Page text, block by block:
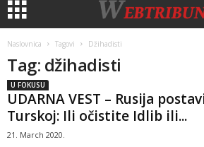
Naslovnica Tagovi Džihadisti
Tag: džihadisti
U FOKUSU
UDARNA VEST – Rusija
Turskoj: Ili očistite Idlib ili...
21. March 2020.